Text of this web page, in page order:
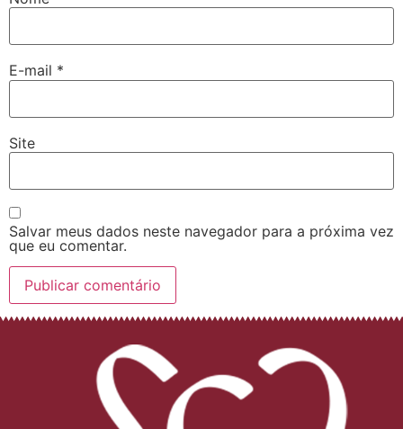
E-mail *
Site
Salvar meus dados neste navegador para a próxima vez
que eu comentar.